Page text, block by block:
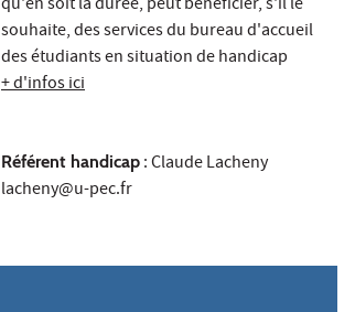
qu'en soit la durée, peut bénéficier, s'il le
souhaite, des services du bureau d'accueil
des étudiants en situation de handicap
+ d'infos ici
Référent handicap : Claude Lacheny
lacheny@u-pec.fr